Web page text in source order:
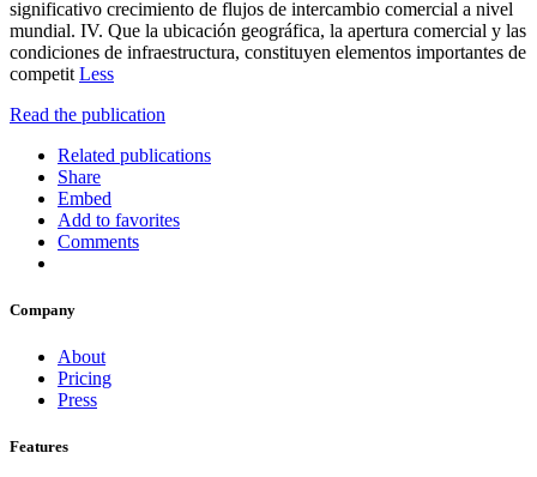
significativo crecimiento de flujos de intercambio comercial a nivel
mundial. IV. Que la ubicación geográfica, la apertura comercial y las
condiciones de infraestructura, constituyen elementos importantes de
competit Less
Read the publication
Related publications
Share
Embed
Add to favorites
Comments
Company
About
Pricing
Press
Features